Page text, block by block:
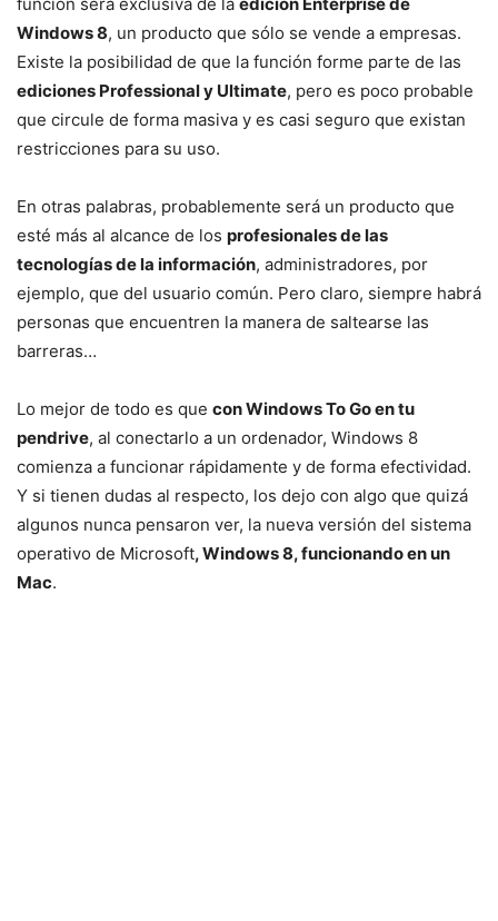
Windows 8, un producto que sólo se vende a empresas.
Existe la posibilidad de que la función forme parte de las
ediciones Professional y Ultimate, pero es poco probable
que circule de forma masiva y es casi seguro que existan
restricciones para su uso.
En otras palabras, probablemente será un producto que
esté más al alcance de los profesionales de las
tecnologías de la información, administradores, por
ejemplo, que del usuario común. Pero claro, siempre habrá
personas que encuentren la manera de saltearse las
barreras…
Lo mejor de todo es que con Windows To Go en tu
pendrive, al conectarlo a un ordenador, Windows 8
comienza a funcionar rápidamente y de forma efectividad.
Y si tienen dudas al respecto, los dejo con algo que quizá
algunos nunca pensaron ver, la nueva versión del sistema
operativo de Microsoft, Windows 8, funcionando en un
Mac.